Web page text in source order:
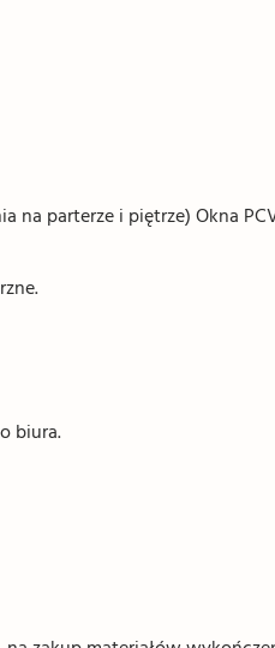
na parterze i piętrze) Okna
biura.